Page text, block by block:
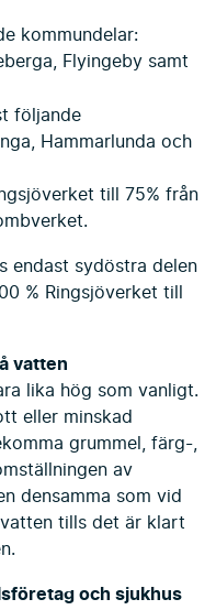
kommundelar:
Flyingeby samt
följande
Hammarlunda och
till 75% från
endast sydöstra delen
% Ringsjöverket till
vatten
lika hög som vanligt.
eller minskad
grummel, färg-,
av
densamma som vid
tills det är klart
och sjukhus